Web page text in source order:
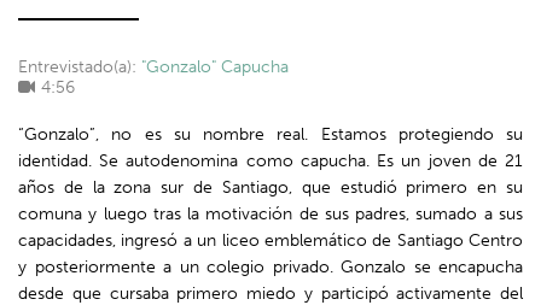
Entrevistado(a): "Gonzalo" Capucha
4:56
“Gonzalo”, no es su nombre real. Estamos protegiendo su
identidad. Se autodenomina como capucha. Es un joven de 21
años de la zona sur de Santiago, que estudió primero en su
comuna y luego tras la motivación de sus padres, sumado a sus
capacidades, ingresó a un liceo emblemático de Santiago Centro
y posteriormente a un colegio privado. Gonzalo se encapucha
desde que cursaba primero miedo y participó activamente del